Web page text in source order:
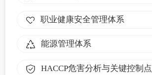
职业健康安全管理体系
能源管理体系
HACCP危害分析与关键控制点